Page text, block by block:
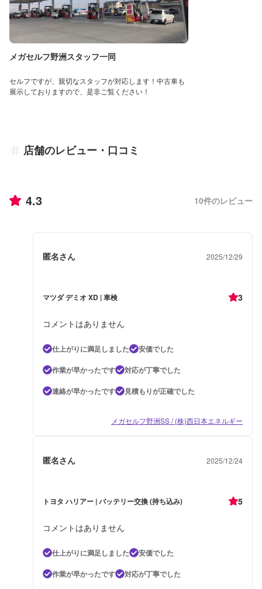
メガセルフ野洲スタッフ一同
セルフですが、親切なスタッフが対応します！中古車も
展示しておりますので、是非ご覧ください！
店舗のレビュー・口コミ
4.3 10件のレビュー
匿名さん 2025/12/29
マツダ デミオ XD | 車検 3
コメントはありません
仕上がりに満足しました
安価でした
作業が早かったです
対応が丁寧でした
連絡が早かったです
見積もりが正確でした
メガセルフ野洲SS / (株)西日本エネルギー
匿名さん 2025/12/24
トヨタ ハリアー | バッテリー交換 (持ち込み) 5
コメントはありません
仕上がりに満足しました
安価でした
作業が早かったです
対応が丁寧でした